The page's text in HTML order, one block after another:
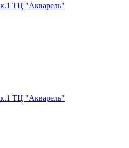
к.1 ТЦ "Акварель"
к.1 ТЦ "Акварель"